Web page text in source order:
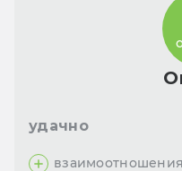
удачно